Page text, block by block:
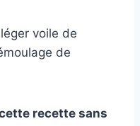
voile de
de
recette sans